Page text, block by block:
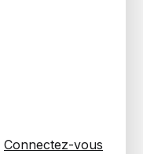
Connectez-vous